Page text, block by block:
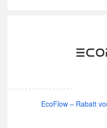
EcoFlow – Rabatt